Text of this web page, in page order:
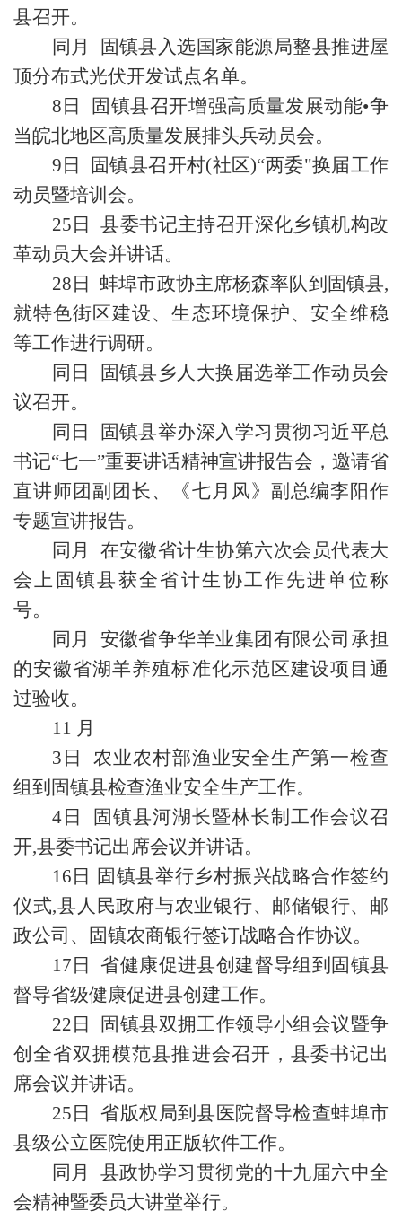
县召开。
同月 固镇县入选国家能源局整县推进屋
顶分布式光伏开发试点名单。
8日 固镇县召开增强高质量发展动能•争
当皖北地区高质量发展排头兵动员会。
9日 固镇县召开村(社区)“两委"换届工作
动员暨培训会。
25日 县委书记主持召开深化乡镇机构改
革动员大会并讲话。
28日 蚌埠市政协主席杨森率队到固镇县,
就特色街区建设、生态环境保护、安全维稳
等工作进行调研。
同日 固镇县乡人大换届选举工作动员会
议召开。
同日 固镇县举办深入学习贯彻习近平总
书记“七一”重要讲话精神宣讲报告会，邀请省
直讲师团副团长、《七月风》副总编李阳作
专题宣讲报告。
同月 在安徽省计生协第六次会员代表大
会上固镇县获全省计生协工作先进单位称
号。
同月 安徽省争华羊业集团有限公司承担
的安徽省湖羊养殖标准化示范区建设项目通
过验收。
11 月
3日 农业农村部渔业安全生产第一检查
组到固镇县检查渔业安全生产工作。
4日 固镇县河湖长暨林长制工作会议召
开,县委书记出席会议并讲话。
16日 固镇县举行乡村振兴战略合作签约
仪式,县人民政府与农业银行、邮储银行、邮
政公司、固镇农商银行签订战略合作协议。
17日 省健康促进县创建督导组到固镇县
督导省级健康促进县创建工作。
22日 固镇县双拥工作领导小组会议暨争
创全省双拥模范县推进会召开，县委书记出
席会议并讲话。
25日 省版权局到县医院督导检查蚌埠市
县级公立医院使用正版软件工作。
同月 县政协学习贯彻党的十九届六中全
会精神暨委员大讲堂举行。